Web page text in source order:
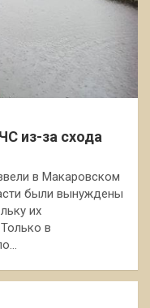
из-за схода
в Макаровском
были вынуждены
их
в